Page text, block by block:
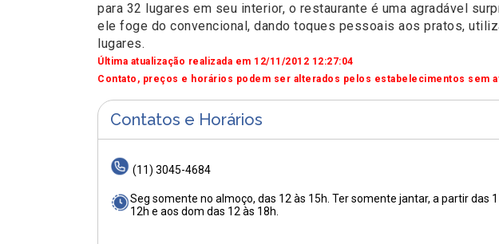
para 32 lugares em seu interior, o restaurante é uma agradável
ele foge do convencional, dando toques pessoais aos pratos,
lugares.
Última atualização realizada em 12/11/2012 12:27:04
Contato, preços e horários podem ser alterados pelos estabelecimentos sem
Contatos e Horários
(11) 3045-4684
Seg somente no almoço, das 12 às 15h. Ter somente jantar, a partir das
12h e aos dom das 12 às 18h.